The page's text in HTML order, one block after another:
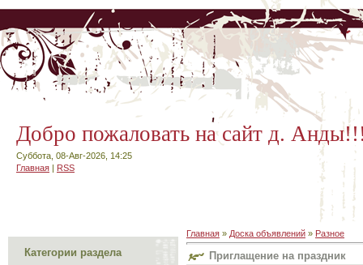
Добро пожаловать на сайт д.
Суббота, 08-Авг-2026, 14:25
Главная | RSS
Категории раздела
Главная » Доска объявлений » Разное
Приглащение на праздник